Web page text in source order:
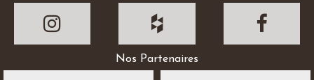
Nos Partenaires